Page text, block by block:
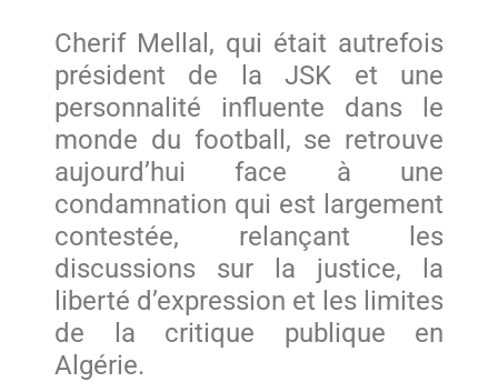
Cherif Mellal, qui était autrefois
président de la JSK et une
personnalité influente dans le
monde du football, se retrouve
aujourd’hui face à une
condamnation qui est largement
contestée, relançant les
discussions sur la justice, la
liberté d’expression et les limites
de la critique publique en
Algérie.